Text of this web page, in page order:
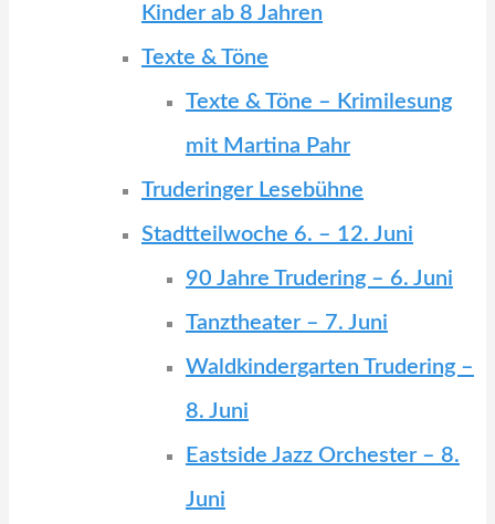
Kinder ab 8 Jahren
Texte & Töne
Texte & Töne – Krimilesung
mit Martina Pahr
Truderinger Lesebühne
Stadtteilwoche 6. – 12. Juni
90 Jahre Trudering – 6. Juni
Tanztheater – 7. Juni
Waldkindergarten Trudering –
8. Juni
Eastside Jazz Orchester – 8.
Juni